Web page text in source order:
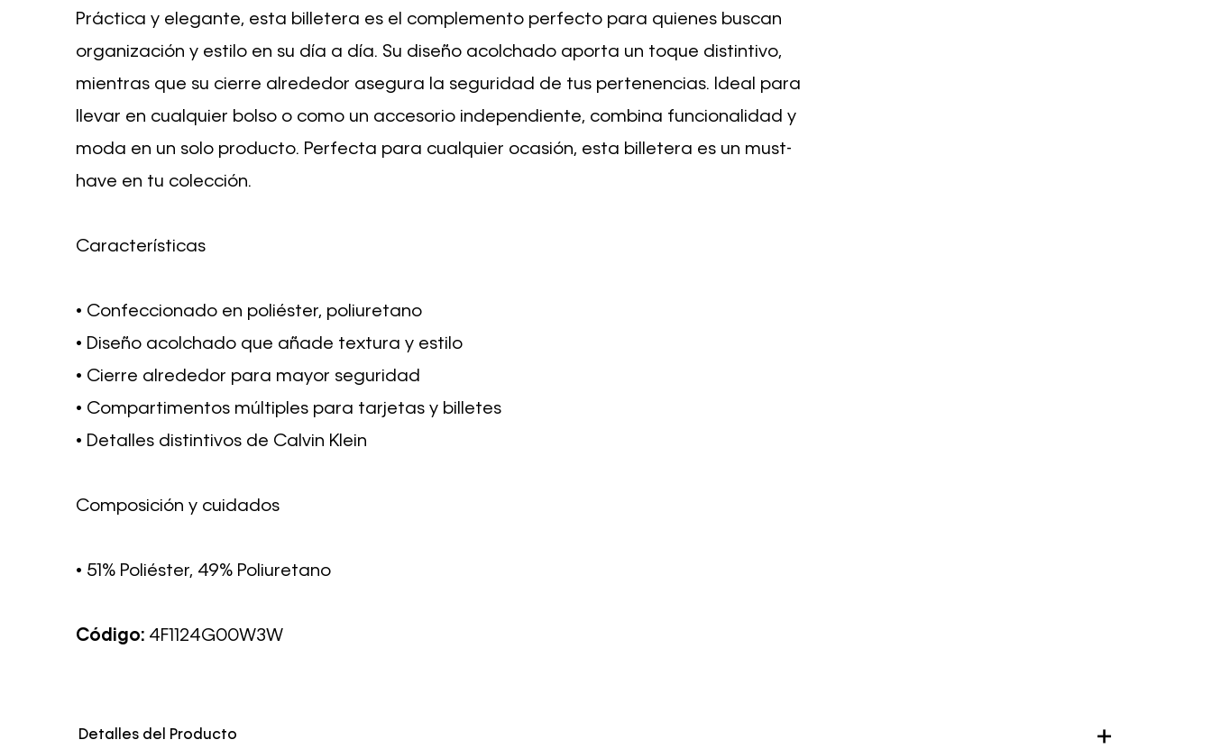
Práctica y elegante, esta billetera es el complemento perfecto para quienes buscan
organización y estilo en su día a día. Su diseño acolchado aporta un toque distintivo,
mientras que su cierre alrededor asegura la seguridad de tus pertenencias. Ideal para
llevar en cualquier bolso o como un accesorio independiente, combina funcionalidad y
moda en un solo producto. Perfecta para cualquier ocasión, esta billetera es un must-
have en tu colección.
Características
• Confeccionado en poliéster, poliuretano
• Diseño acolchado que añade textura y estilo
• Cierre alrededor para mayor seguridad
• Compartimentos múltiples para tarjetas y billetes
• Detalles distintivos de Calvin Klein
Composición y cuidados
• 51% Poliéster, 49% Poliuretano
Código: 4F1124G00W3W
Detalles del Producto